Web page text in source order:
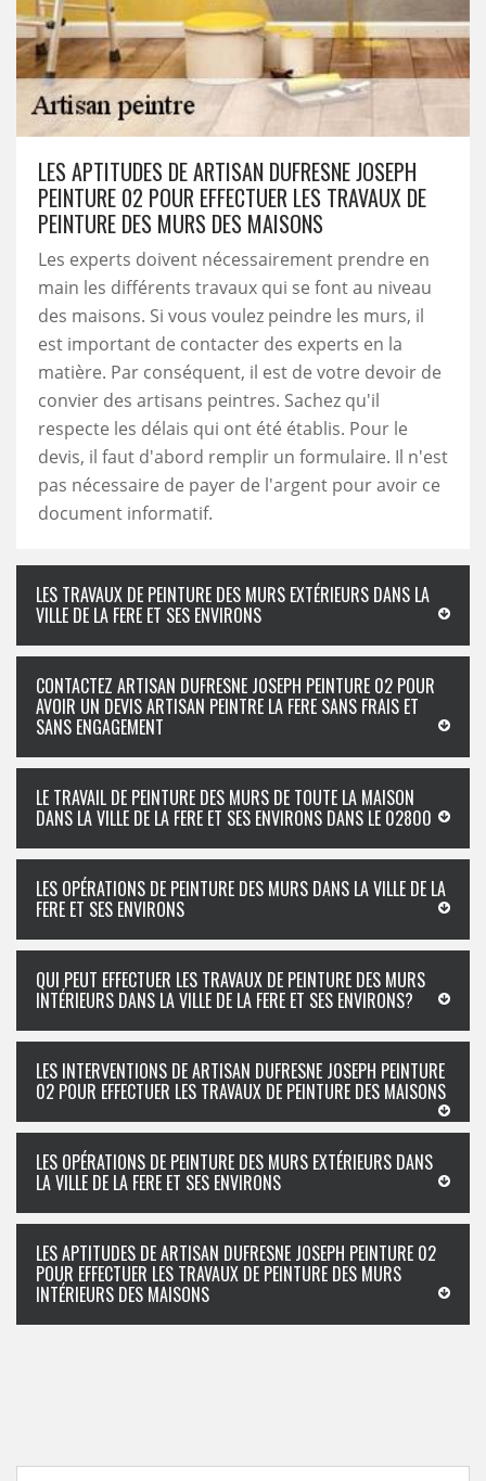
LES APTITUDES DE ARTISAN DUFRESNE JOSEPH
PEINTURE 02 POUR EFFECTUER LES TRAVAUX DE
PEINTURE DES MURS DES MAISONS
Les experts doivent nécessairement prendre en
main les différents travaux qui se font au niveau
des maisons. Si vous voulez peindre les murs, il
est important de contacter des experts en la
matière. Par conséquent, il est de votre devoir de
convier des artisans peintres. Sachez qu'il
respecte les délais qui ont été établis. Pour le
devis, il faut d'abord remplir un formulaire. Il n'est
pas nécessaire de payer de l'argent pour avoir ce
document informatif.
LES TRAVAUX DE PEINTURE DES MURS EXTÉRIEURS DANS LA
VILLE DE LA FERE ET SES ENVIRONS
CONTACTEZ ARTISAN DUFRESNE JOSEPH PEINTURE 02 POUR
AVOIR UN DEVIS ARTISAN PEINTRE LA FERE SANS FRAIS ET
SANS ENGAGEMENT
LE TRAVAIL DE PEINTURE DES MURS DE TOUTE LA MAISON
DANS LA VILLE DE LA FERE ET SES ENVIRONS DANS LE 02800
LES OPÉRATIONS DE PEINTURE DES MURS DANS LA VILLE DE LA
FERE ET SES ENVIRONS
QUI PEUT EFFECTUER LES TRAVAUX DE PEINTURE DES MURS
INTÉRIEURS DANS LA VILLE DE LA FERE ET SES ENVIRONS?
LES INTERVENTIONS DE ARTISAN DUFRESNE JOSEPH PEINTURE
02 POUR EFFECTUER LES TRAVAUX DE PEINTURE DES MAISONS
LES OPÉRATIONS DE PEINTURE DES MURS EXTÉRIEURS DANS
LA VILLE DE LA FERE ET SES ENVIRONS
LES APTITUDES DE ARTISAN DUFRESNE JOSEPH PEINTURE 02
POUR EFFECTUER LES TRAVAUX DE PEINTURE DES MURS
INTÉRIEURS DES MAISONS